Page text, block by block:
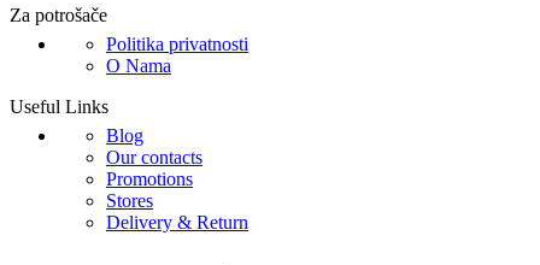
Za potrošače
Politika privatnosti
O Nama
Useful Links
Blog
Our contacts
Promotions
Stores
Delivery & Return